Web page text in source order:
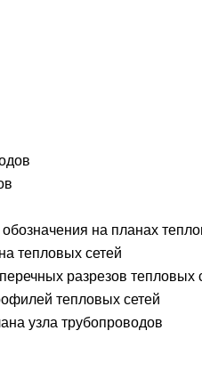
на планах
тепловых сетей
разрезов тепловых
тепловых сетей
узла трубопроводов